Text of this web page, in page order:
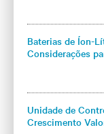
Baterias de Íon-
Considerações
Unidade de
Crescimento